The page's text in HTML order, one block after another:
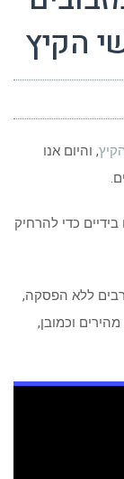
הקיץ
, והיום אנו
כדי להרחיק
ללא הפסקה,
וכמובן,